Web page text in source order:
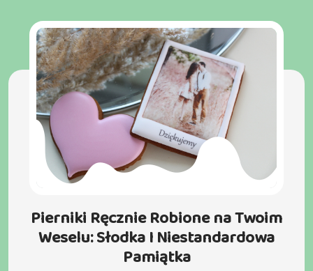
Pierniki Ręcznie Robione na Twoim
Weselu: Słodka I Niestandardowa
Pamiątka